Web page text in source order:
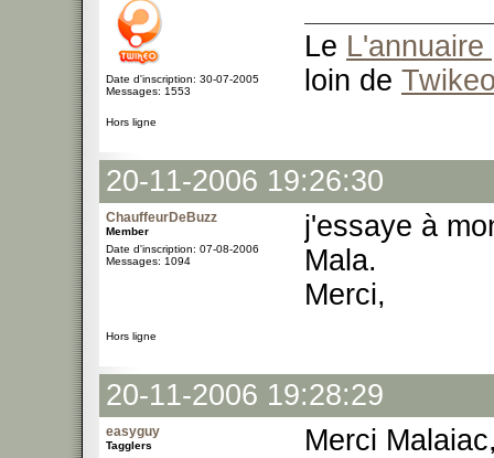
Date d'inscription: 30-07-2005
Messages: 1553
Le L'annuaire
loin de
Hors ligne
20-11-2006 19:26:30
ChauffeurDeBuzz
Member
Date d'inscription: 07-08-2006
Messages: 1094
j'essaye à
Mala.
Merci,
Hors ligne
20-11-2006 19:28:29
easyguy
Tagglers
Merci